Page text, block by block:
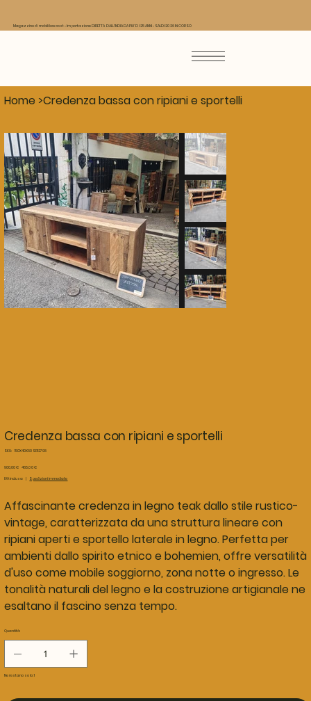
Home >Credenza bassa con ripiani e sportelli
Credenza bassa con ripiani e sportelli
SKU: SKU
SR12798
150X40X60 SR12798
Prezzo
originale
900,00 € Prezzo
scontato
465,00 €
IVA inclusa Spedizioni immediate
Affascinante credenza in legno teak dallo stile rustico-
vintage, caratterizzata da una struttura lineare con
ripiani aperti e sportello laterale in legno. Perfetta per
ambienti dallo spirito etnico e bohemien, offre versatilità
d'uso come mobile soggiorno, zona notte o ingresso. Le
tonalità naturali del legno e la costruzione artigianale ne
esaltano il fascino senza tempo.
Quantità
Ne restano solo: 1
Magazzino di mobili low cost - Importazione DIRETTA DALL'INDIA DA PIU' DI 25 ANNI - SALDI 2026 IN CORSO